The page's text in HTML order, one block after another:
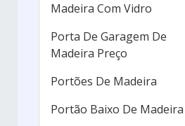
Madeira Com Vidro
Porta De Garagem De
Madeira Preço
Portões De Madeira
Portão Baixo De Madeira